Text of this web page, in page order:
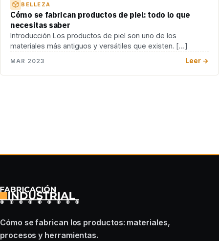
BELLEZA
Cómo se fabrican productos de piel: todo lo que
necesitas saber
Introducción Los productos de piel son uno de los
materiales más antiguos y versátiles que existen. […]
MAR 2023 Leer →
Cómo se fabrican los productos: materiales,
procesos y herramientas.